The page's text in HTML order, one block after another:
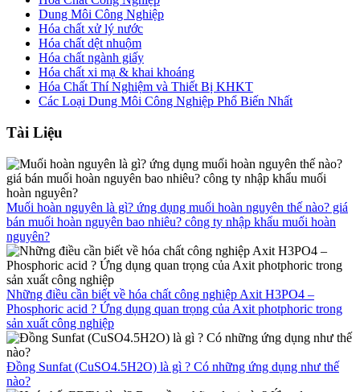
Dung Môi Công Nghiệp
Hóa chất xử lý nước
Hóa chất dệt nhuộm
Hóa chất ngành giấy
Hóa chất xi mạ & khai khoáng
Hóa Chất Thí Nghiệm và Thiết Bị KHKT
Các Loại Dung Môi Công Nghiệp Phổ Biến Nhất
Tài Liệu
Muối hoàn nguyên là gì? ứng dụng muối hoàn nguyên thế nào? giá
bán muối hoàn nguyên bao nhiêu? công ty nhập khẩu muối hoàn
nguyên?
Những điều cần biết về hóa chất công nghiệp Axit H3PO4 –
Phosphoric acid ? Ứng dụng quan trọng của Axit photphoric trong
sản xuất công nghiệp
Đồng Sunfat (CuSO4.5H2O) là gì ? Có những ứng dụng như thế
nào?